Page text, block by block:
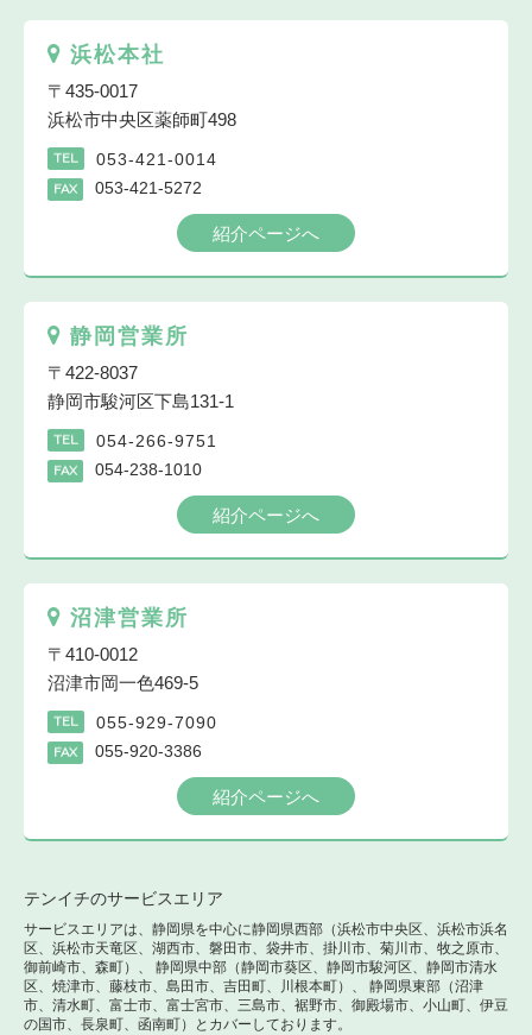
浜松本社
〒435-0017
浜松市中央区薬師町498
TEL 053-421-0014
FAX 053-421-5272
紹介ページへ
静岡営業所
〒422-8037
静岡市駿河区下島131-1
TEL 054-266-9751
FAX 054-238-1010
紹介ページへ
沼津営業所
〒410-0012
沼津市岡一色469-5
TEL 055-929-7090
FAX 055-920-3386
紹介ページへ
テンイチのサービスエリア
サービスエリアは、静岡県を中心に静岡県西部（浜松市中央区、浜松市浜名
区、浜松市天竜区、湖西市、磐田市、袋井市、掛川市、菊川市、牧之原市、
御前崎市、森町）、 静岡県中部（静岡市葵区、静岡市駿河区、静岡市清水
区、焼津市、藤枝市、島田市、吉田町、川根本町）、 静岡県東部（沼津
市、清水町、富士市、富士宮市、三島市、裾野市、御殿場市、小山町、伊豆
の国市、長泉町、函南町）とカバーしております。